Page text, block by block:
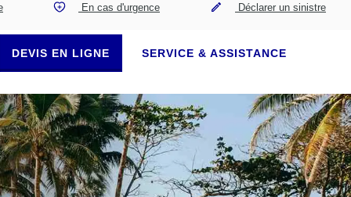
En cas d'urgence Déclarer un sinistre
DEVIS EN LIGNE SERVICE & ASSISTANCE